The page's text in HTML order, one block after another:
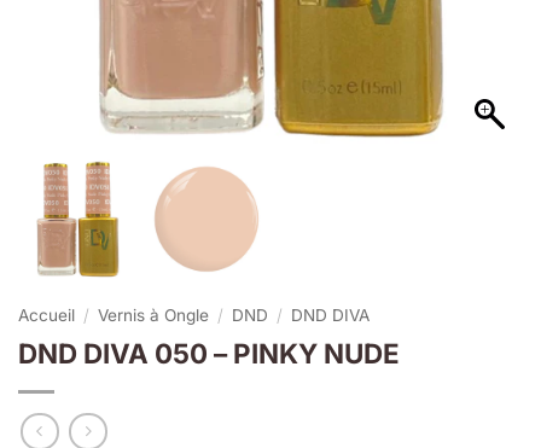
Accueil / Vernis à Ongle / DND / DND DIVA
DND DIVA 050 – PINKY NUDE